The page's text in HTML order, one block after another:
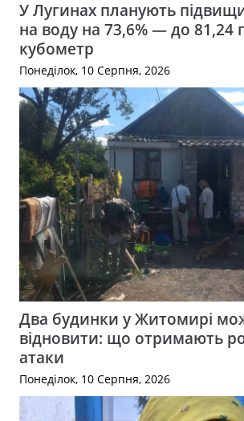
У Лугинах планують
на воду на 73,6% — до 81,24
кубометр
Понеділок, 10 Серпня, 2026
Два будинки у Житомирі
відновити: що отримають
атаки
Понеділок, 10 Серпня, 2026